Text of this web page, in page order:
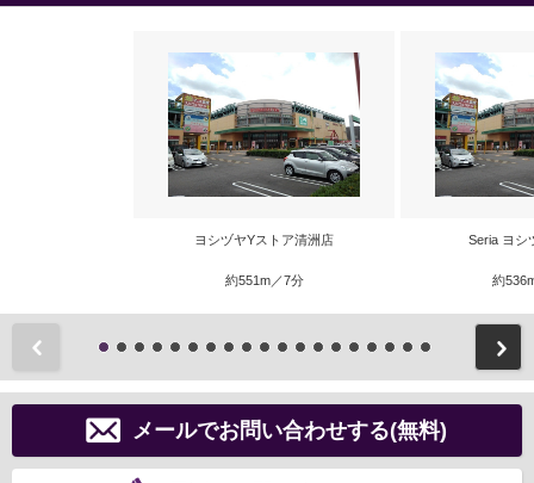
ヨシヅヤYストア清洲店
約551m／7分
Seria ヨシ
約
メールでお問い合わせする(無料)